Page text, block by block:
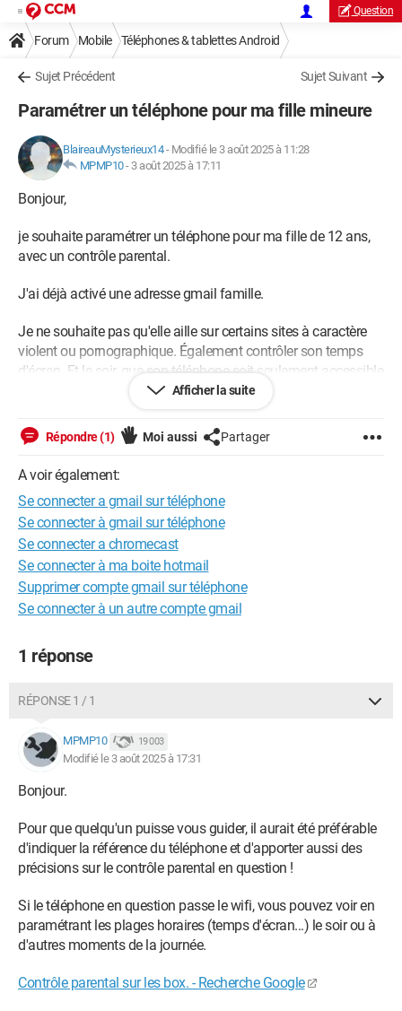
Question
Forum Mobile Téléphones & tablettes Android
Sujet Précédent Sujet Suivant
Paramétrer un téléphone pour ma fille mineure
BlaireauMysterieux14- Modifié le 3 août 2025 à 11:28
MPMP10- 3 août 2025 à 17:11
Bonjour,
je souhaite paramétrer un téléphone pour ma fille de 12 ans,
avec un contrôle parental.
J'ai déjà activé une adresse gmail famille.
Je ne souhaite pas qu'elle aille sur certains sites à caractère
violent ou pornographique. Également contrôler son temps
d'écran. Et le soir, que son téléphone soit seulement accessible
à certaines appli prédéfinies comme spotify et accès à
Pouvez-vous m'aider et me conseiller ?
Merci de votre aide
Afficher la suite
Répondre (1) Moi aussi Partager
A voir également:
Se connecter a gmail sur téléphone
Se connecter à gmail sur téléphone
Se connecter a chromecast
Se connecter à ma boite hotmail
Supprimer compte gmail sur téléphone
Se connecter à un autre compte gmail
1 réponse
RÉPONSE 1 / 1
MPMP10 19 003
Modifié le 3 août 2025 à 17:31
Bonjour.
Pour que quelqu'un puisse vous guider, il aurait été préférable
d'indiquer la référence du téléphone et d'apporter aussi des
précisions sur le contrôle parental en question !
Si le téléphone en question passe le wifi, vous pouvez voir en
paramétrant les plages horaires (temps d'écran...) le soir ou à
d'autres moments de la journée.
Contrôle parental sur les box. - Recherche Google